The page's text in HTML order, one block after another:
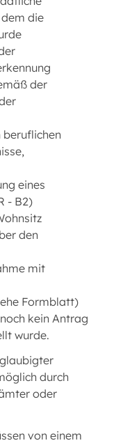
die
der
beruflichen
eines
- B2)
den
mit
Formblatt)
kein Antrag
wurde.
durch
oder
von einem